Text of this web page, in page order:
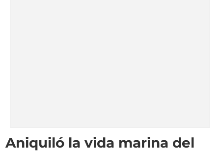
Aniquiló la vida marina del